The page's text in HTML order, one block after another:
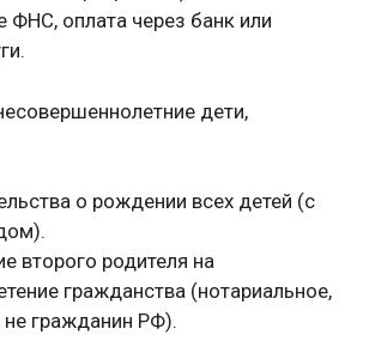
ФНС, оплата через банк или
дети,
о рождении всех детей (с
второго родителя на
гражданства (нотариальное,
не гражданин РФ).